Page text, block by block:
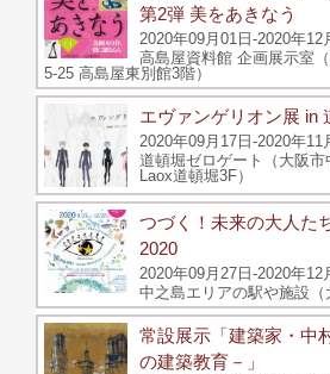
第2弾 美をあきなう
2020年09月01日-2020年12
高島屋資料館 企画展示室
5-25 高島屋東別館3階）
エヴァンゲリオン展 in
2020年09月17日-2020年11
道頓堀ゼロゲート（大阪市
Laox道頓堀3F）
つづく！未来の大人た
2020
2020年09月27日-2020年12
中之島エリアの駅や施設（
常設展示「建築家・中
の建築教育－」